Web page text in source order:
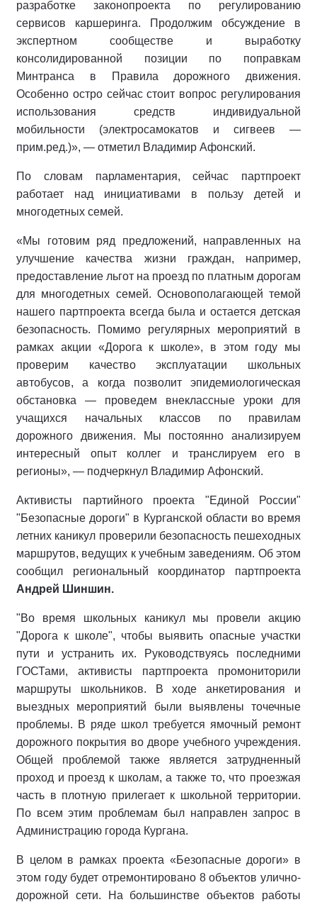
разработке законопроекта по регулированию
сервисов каршеринга. Продолжим обсуждение в
экспертном сообществе и выработку
консолидированной позиции по поправкам
Минтранса в Правила дорожного движения.
Особенно остро сейчас стоит вопрос регулирования
использования средств индивидуальной
мобильности (электросамокатов и сигвеев —
прим.ред.)», — отметил Владимир Афонский.
По словам парламентария, сейчас партпроект
работает над инициативами в пользу детей и
многодетных семей.
«Мы готовим ряд предложений, направленных на
улучшение качества жизни граждан, например,
предоставление льгот на проезд по платным дорогам
для многодетных семей. Основополагающей темой
нашего партпроекта всегда была и остается детская
безопасность. Помимо регулярных мероприятий в
рамках акции «Дорога к школе», в этом году мы
проверим качество эксплуатации школьных
автобусов, а когда позволит эпидемиологическая
обстановка — проведем внеклассные уроки для
учащихся начальных классов по правилам
дорожного движения. Мы постоянно анализируем
интересный опыт коллег и транслируем его в
регионы», — подчеркнул Владимир Афонский.
Активисты партийного проекта "Единой России"
"Безопасные дороги" в Курганской области во время
летних каникул проверили безопасность пешеходных
маршрутов, ведущих к учебным заведениям. Об этом
сообщил региональный координатор партпроекта
Андрей Шиншин.
"Во время школьных каникул мы провели акцию
"Дорога к школе", чтобы выявить опасные участки
пути и устранить их. Руководствуясь последними
ГОСТами, активисты партпроекта промониторили
маршруты школьников. В ходе анкетирования и
выездных мероприятий были выявлены точечные
проблемы. В ряде школ требуется ямочный ремонт
дорожного покрытия во дворе учебного учреждения.
Общей проблемой также является затрудненный
проход и проезд к школам, а также то, что проезжая
часть в плотную прилегает к школьной территории.
По всем этим проблемам был направлен запрос в
Администрацию города Кургана.
В целом в рамках проекта «Безопасные дороги» в
этом году будет отремонтировано 8 объектов улично-
дорожной сети. На большинстве объектов работы